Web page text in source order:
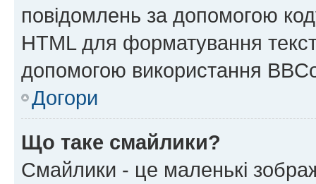
повідомлень за допомогою
HTML для форматування
допомогою використання
Догори
Що таке смайлики?
Смайлики - це маленькі